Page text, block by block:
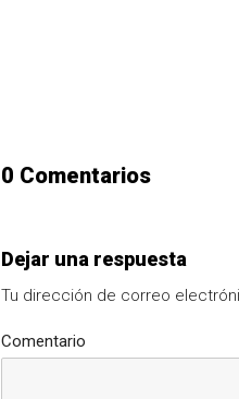
0 Comentarios
Dejar una respuesta
Tu dirección de correo
Comentario